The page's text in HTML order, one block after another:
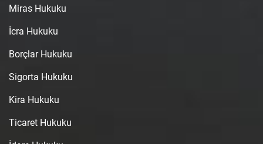
Miras Hukuku
İcra Hukuku
Borçlar Hukuku
Sigorta Hukuku
Kira Hukuku
Ticaret Hukuku